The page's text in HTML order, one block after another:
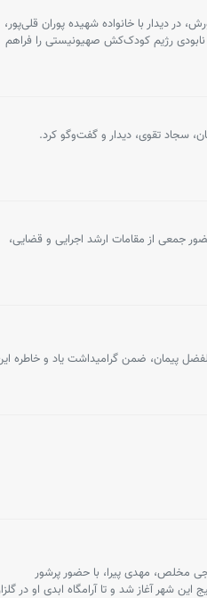
دیدار با خانواده شهیده پوران قلی‌پور،
رژیم کودک‌کش صهیونیستی را فراهم
سجاد تقوی، دیدار و گفت‌وگو کرد.
جمعی از مقامات ارشد اجرایی و قضایی،
پیمان، ضمن گرامیداشت یاد و خاطره
مخلص، مهدی پیرا، با حضور پرشور
شهر آغاز شد و تا آرامگاه ابدی او در